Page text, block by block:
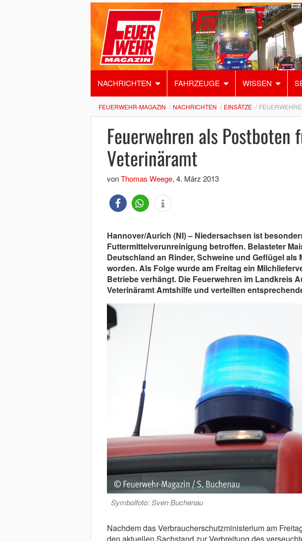
NACHRICHTEN FAHRZEUGE WISSEN
FEUERWEHR-MAGAZIN NACHRICHTEN EINSÄTZE
Feuerwehren als Postboten
Veterinäramt
vonThomas Weege, 4. März 2013
Hannover/Aurich (NI) – Niedersachsen ist
Futtermittelverunreinigung betroffen. Belasteter
Deutschland an Rinder, Schweine und Geflügel als
worden. Als Folge wurde am Freitag ein
Betriebe verhängt. Die Feuerwehren im Landkreis
Veterinäramt Amtshilfe und verteilten
Symbolfoto: Sven Buchenau
Nachdem das Verbraucherschutzministerium am